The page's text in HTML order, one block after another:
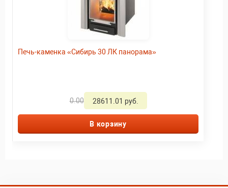
Печь-каменка «Сибирь 30 ЛК панорама»
0.00 28611.01 руб.
В корзину